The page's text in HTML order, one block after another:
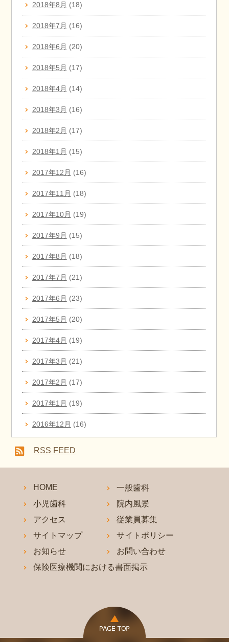
2018年8月 (18)
2018年7月 (16)
2018年6月 (20)
2018年5月 (17)
2018年4月 (14)
2018年3月 (16)
2018年2月 (17)
2018年1月 (15)
2017年12月 (16)
2017年11月 (18)
2017年10月 (19)
2017年9月 (15)
2017年8月 (18)
2017年7月 (21)
2017年6月 (23)
2017年5月 (20)
2017年4月 (19)
2017年3月 (21)
2017年2月 (17)
2017年1月 (19)
2016年12月 (16)
RSS FEED
HOME
一般歯科
小児歯科
院内風景
アクセス
従業員募集
サイトマップ
サイトポリシー
お知らせ
お問い合わせ
保険医療機関における書面掲示